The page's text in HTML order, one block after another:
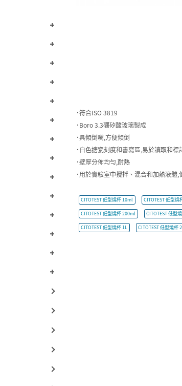
˙符合ISO 3819
˙Boro 3.3硼矽酸玻璃製成
˙具傾倒嘴,方便傾倒
˙白色搪瓷刻度和書寫區,易於讀取和標
˙壁厚分佈均勻,耐熱
˙用於實驗室中攪拌、混合和加熱液體
CITOTEST 低型燒杯 10ml CITOTEST 低型燒
CITOTEST 低型燒杯 200ml CITOTEST 低型
CITOTEST 低型燒杯 1L CITOTEST 低型燒杯